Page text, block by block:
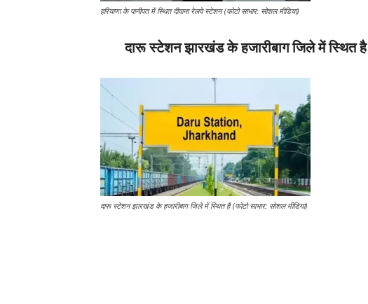
हरियाणा के पानीपत में स्थित दीवाना रेलवे स्टेशन (फोटो साभार: सोशल मीडिया)
दारू स्टेशन झारखंड के हजारीबाग जिले में स्थित है
दारू स्टेशन झारखंड के हजारीबाग जिले में स्थित है (फोटो साभार: सोशल मीडिया)